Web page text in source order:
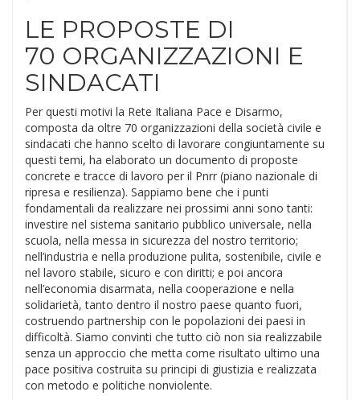
LE PROPOSTE DI
70 ORGANIZZAZIONI E
SINDACATI
Per questi motivi la Rete Italiana Pace e Disarmo,
composta da oltre 70 organizzazioni della società civile e
sindacati che hanno scelto di lavorare congiuntamente su
questi temi, ha elaborato un documento di proposte
concrete e tracce di lavoro per il Pnrr (piano nazionale di
ripresa e resilienza). Sappiamo bene che i punti
fondamentali da realizzare nei prossimi anni sono tanti:
investire nel sistema sanitario pubblico universale, nella
scuola, nella messa in sicurezza del nostro territorio;
nell’industria e nella produzione pulita, sostenibile, civile e
nel lavoro stabile, sicuro e con diritti; e poi ancora
nell’economia disarmata, nella cooperazione e nella
solidarietà, tanto dentro il nostro paese quanto fuori,
costruendo partnership con le popolazioni dei paesi in
difficoltà. Siamo convinti che tutto ciò non sia realizzabile
senza un approccio che metta come risultato ultimo una
pace positiva costruita su principi di giustizia e realizzata
con metodo e politiche nonviolente.